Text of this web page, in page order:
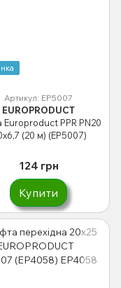
Артикул: EP5007
EUROPRODUCT
Europroduct PPR PN20
(20 м) (EP5007)
124 грн
Купити